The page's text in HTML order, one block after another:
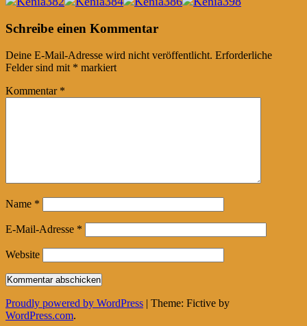
Post
navigation
←
→
Schreibe einen Kommentar
Deine E-Mail-Adresse wird nicht veröffentlicht. Erforderliche
Felder sind mit * markiert
Kommentar *
Name *
E-Mail-Adresse *
Website
Proudly powered by WordPress | Theme: Fictive by
WordPress.com.